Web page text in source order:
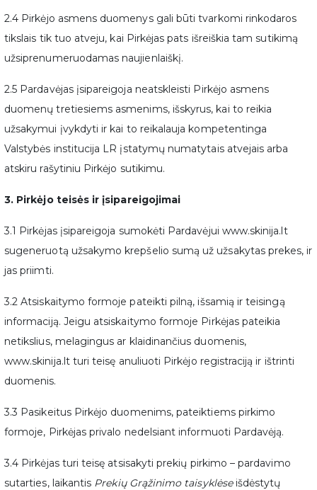
2.4 Pirkėjo asmens duomenys gali būti tvarkomi rinkodaros
tikslais tik tuo atveju, kai Pirkėjas pats išreiškia tam sutikimą
užsiprenumeruodamas naujienlaiškį.
2.5 Pardavėjas įsipareigoja neatskleisti Pirkėjo asmens
duomenų tretiesiems asmenims, išskyrus, kai to reikia
užsakymui įvykdyti ir kai to reikalauja kompetentinga
Valstybės institucija LR įstatymų numatytais atvejais arba
atskiru rašytiniu Pirkėjo sutikimu.
3. Pirkėjo teisės ir įsipareigojimai
3.1 Pirkėjas įsipareigoja sumokėti Pardavėjui www.skinija.lt
sugeneruotą užsakymo krepšelio sumą už užsakytas prekes, ir
jas priimti.
3.2 Atsiskaitymo formoje pateikti pilną, išsamią ir teisingą
informaciją. Jeigu atsiskaitymo formoje Pirkėjas pateikia
netikslius, melagingus ar klaidinančius duomenis,
www.skinija.lt turi teisę anuliuoti Pirkėjo registraciją ir ištrinti
duomenis.
3.3 Pasikeitus Pirkėjo duomenims, pateiktiems pirkimo
formoje, Pirkėjas privalo nedelsiant informuoti Pardavėją.
3.4 Pirkėjas turi teisę atsisakyti prekių pirkimo – pardavimo
sutarties, laikantis Prekių Grąžinimo taisyklėseišdėstytų